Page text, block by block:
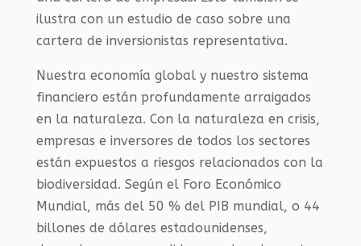
ilustra con un estudio de caso sobre una
cartera de inversionistas representativa.
Nuestra economía global y nuestro sistema
financiero están profundamente arraigados
en la naturaleza. Con la naturaleza en crisis,
empresas e inversores de todos los sectores
están expuestos a riesgos relacionados con la
biodiversidad. Según el Foro Económico
Mundial, más del 50 % del PIB mundial, o 44
billones de dólares estadounidenses,